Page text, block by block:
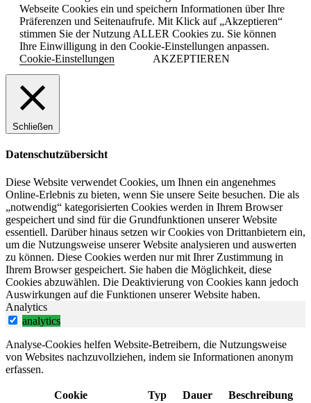
Webseite Cookies ein und speichern Informationen über Ihre
Präferenzen und Seitenaufrufe. Mit Klick auf „Akzeptieren“
stimmen Sie der Nutzung ALLER Cookies zu. Sie können
Ihre Einwilligung in den Cookie-Einstellungen anpassen.
Cookie-Einstellungen
AKZEPTIEREN
Schließen
Datenschutzübersicht
Diese Website verwendet Cookies, um Ihnen ein angenehmes
Online-Erlebnis zu bieten, wenn Sie unsere Seite besuchen. Die als
„notwendig“ kategorisierten Cookies werden in Ihrem Browser
gespeichert und sind für die Grundfunktionen unserer Website
essentiell. Darüber hinaus setzen wir Cookies von Drittanbietern ein,
um die Nutzungsweise unserer Website analysieren und auswerten
zu können. Diese Cookies werden nur mit Ihrer Zustimmung in
Ihrem Browser gespeichert. Sie haben die Möglichkeit, diese
Cookies abzuwählen. Die Deaktivierung von Cookies kann jedoch
Auswirkungen auf die Funktionen unserer Website haben.
Analytics
analytics
Analyse-Cookies helfen Website-Betreibern, die Nutzungsweise
von Websites nachzuvollziehen, indem sie Informationen anonym
erfassen.
Cookie Typ Dauer Beschreibung